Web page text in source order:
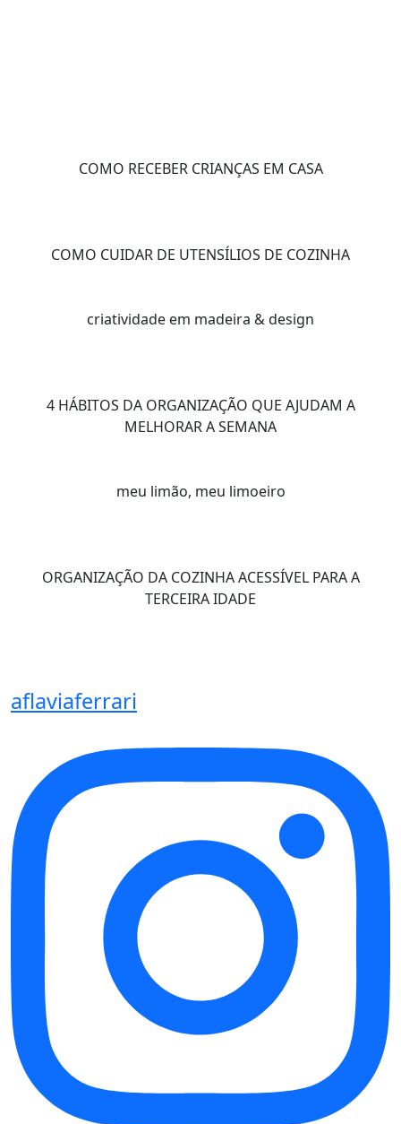
COMO RECEBER CRIANÇAS EM CASA
COMO CUIDAR DE UTENSÍLIOS DE COZINHA
criatividade em madeira & design
4 HÁBITOS DA ORGANIZAÇÃO QUE AJUDAM A
MELHORAR A SEMANA
meu limão, meu limoeiro
ORGANIZAÇÃO DA COZINHA ACESSÍVEL PARA A
TERCEIRA IDADE
aflaviaferrari